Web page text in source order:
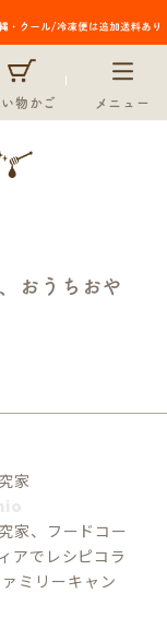
い物かご メニュー
おうちおや
家
家、フードコー
アでレシピコラ
ミリーキャン